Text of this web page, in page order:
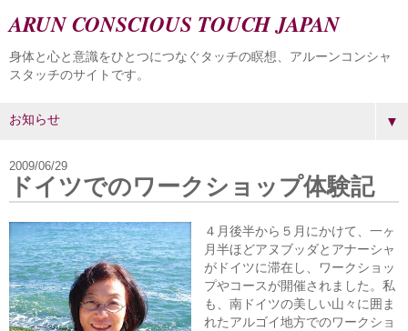
ARUN CONSCIOUS TOUCH JAPAN
身体と心と意識をひとつにつなぐタッチの瞑想、アルーンコンシャ
スタッチのサイトです。
▼
2009/06/29
ドイツでのワークショップ体験記
４月後半から５月にかけて、一ヶ
月半ほどアヌブッダとアナーシャ
がドイツに滞在し、ワークショッ
プやコースが開催されました。私
も、南ドイツの美しい山々に囲ま
れたアルゴイ地方でのワークショ